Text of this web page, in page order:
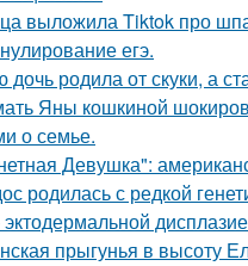
выложила Tiktok про
егэ.
родила от скуки, а
Яны кошкиной
о семье.
Девушка":
родилась с редкой
прыгунья в высоту